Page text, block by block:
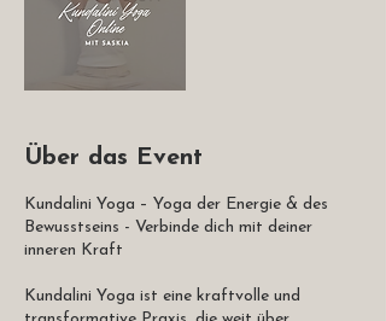
Über das Event
Kundalini Yoga – Yoga der Energie & des
Bewusstseins - Verbinde dich mit deiner
inneren Kraft
Kundalini Yoga ist eine kraftvolle und